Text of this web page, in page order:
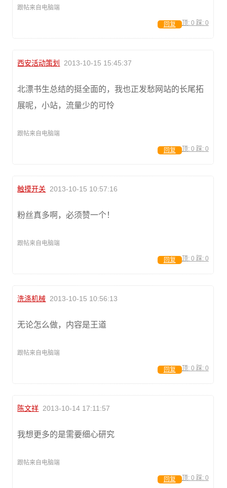
跟帖来自电脑端
顶: 0 踩: 0
回复
西安活动策划 2013-10-15 15:45:37
北漂书生总结的挺全面的，我也正发愁网站的长尾拓
展呢，小站，流量少的可怜
跟帖来自电脑端
顶: 0 踩: 0
回复
触摸开关 2013-10-15 10:57:16
粉丝真多啊，必须赞一个！
跟帖来自电脑端
顶: 0 踩: 0
回复
洗涤机械 2013-10-15 10:56:13
无论怎么做，内容是王道
跟帖来自电脑端
顶: 0 踩: 0
回复
陈文祥 2013-10-14 17:11:57
我想更多的是需要细心研究
跟帖来自电脑端
顶: 0 踩: 0
回复